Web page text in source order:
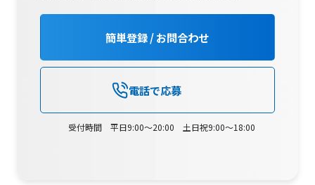
簡単登録 / お問合わせ
電話で応募
受付時間 平日9:00～20:00 土日祝9:00～18:00